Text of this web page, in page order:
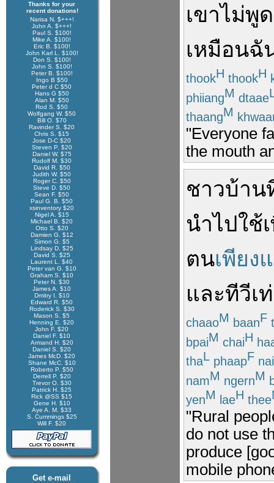
Thanks for your
recent donations!
Narisa N. $+++!
John A. $+++!
Paul S. $100!
Mike A. $100!
Eric B. $100!
John Karl L. $100!
Don S. $100!
John S. $100!
Peter B. $100!
Ingo B $50
Peter d C $50
Hans G $50
Alan M. $50
Rod S. $50
Wolfgang W. $50
Bill O. $70
Ravinder S. $20
Chris S. $15
Jose D-C $20
Steven P. $20
Daniel W. $75
Rudolf M. $30
David R. $50
Judith W. $50
Roger C. $50
Steve D. $50
Sean F. $50
Paul G. B. $50
xsinventory $20
Nigel A. $15
Michael B. $20
Otto S. $20
Damien G. $12
Simon G. $5
Lindsay D. $25
David S. $25
Laurent L. $40
Peter van G. $10
Graham S. $10
Peter N. $30
James A. $10
Dmitry I. $10
Edward R. $50
Roderick S. $30
Mason S. $5
Henning E. $20
John F. $20
Daniel F. $10
Armand H. $20
Daniel S. $20
James McD. $20
Shane McC. $10
Roberto P. $50
Derrell P. $20
Trevor O. $30
Patrick H. $25
Rick @SS $15
Gene H. $10
Aye A. M. $33
S. Cummings $25
Will F. $20
Get e-mail
เขาไม่พูด
เหมือนฉั
thookH thookH
phiiangM dtaae
thaangM
"Everyone
the mouth
ชาวบ้าน
นำไปใช้
ตนเพียง
และทีวีเ
chaaoM baanF
bpaiM chaiH
thaL phaapF nai
namM ngernM
yenM laeH thee
"Rural
do not use
produce
mobile